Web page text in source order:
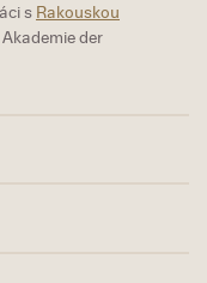
s Rakouskou
der